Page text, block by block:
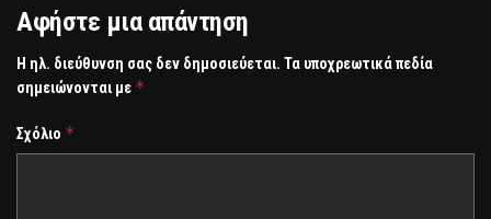
Αφήστε μια απάντηση
Η ηλ. διεύθυνση σας δεν δημοσιεύεται. Τα υποχρεωτικά πεδία
σημειώνονται με *
Σχόλιο *